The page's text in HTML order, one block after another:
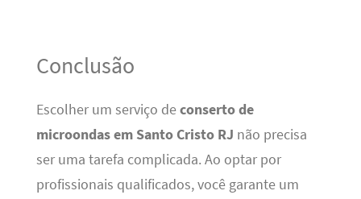
Conclusão
Escolher um serviço deconserto de
microondas em Santo Cristo RJ não precisa
ser uma tarefa complicada. Ao optar por
profissionais qualificados, você garante um